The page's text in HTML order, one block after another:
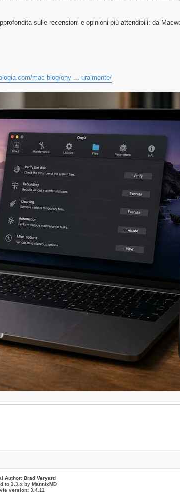
sulle recensioni e opinioni più attendibili: da
mac-blog/ony ... uralmente/
Author: Brad Veryard
to 3.3.x by MannixMD
version: 3.4.11